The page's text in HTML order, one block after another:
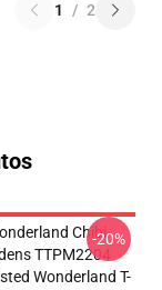
1 / 2
Chibi
TTPM2204
Wonderland T-
-20%